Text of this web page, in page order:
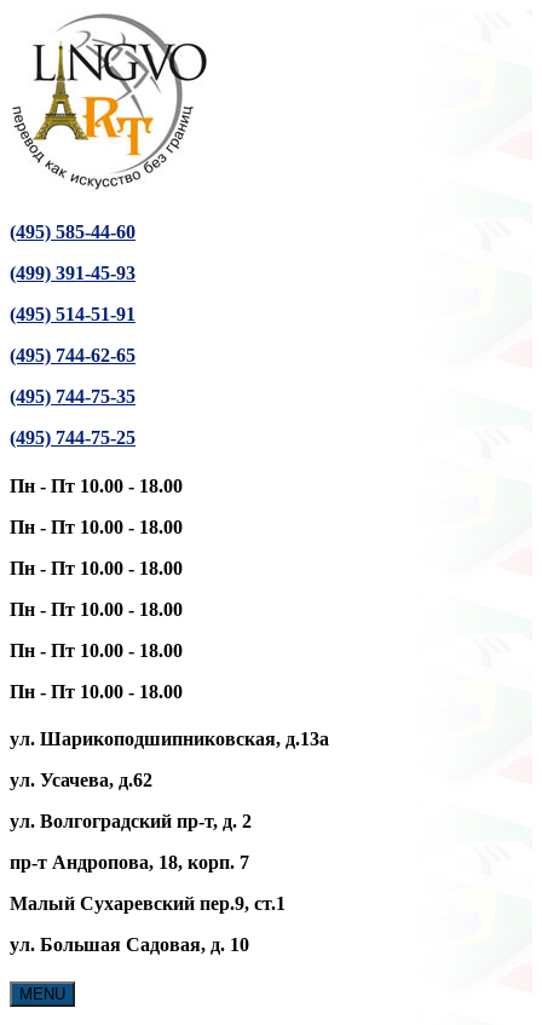
(495) 585-44-60
(499) 391-45-93
(495) 514-51-91
(495) 744-62-65
(495) 744-75-35
(495) 744-75-25
Пн - Пт 10.00 - 18.00
Пн - Пт 10.00 - 18.00
Пн - Пт 10.00 - 18.00
Пн - Пт 10.00 - 18.00
Пн - Пт 10.00 - 18.00
Пн - Пт 10.00 - 18.00
ул. Шарикоподшипниковская, д.13а
ул. Усачева, д.62
ул. Волгоградский пр-т, д. 2
пр-т Андропова, 18, корп. 7
Малый Сухаревский пер.9, ст.1
ул. Большая Садовая, д. 10
MENU